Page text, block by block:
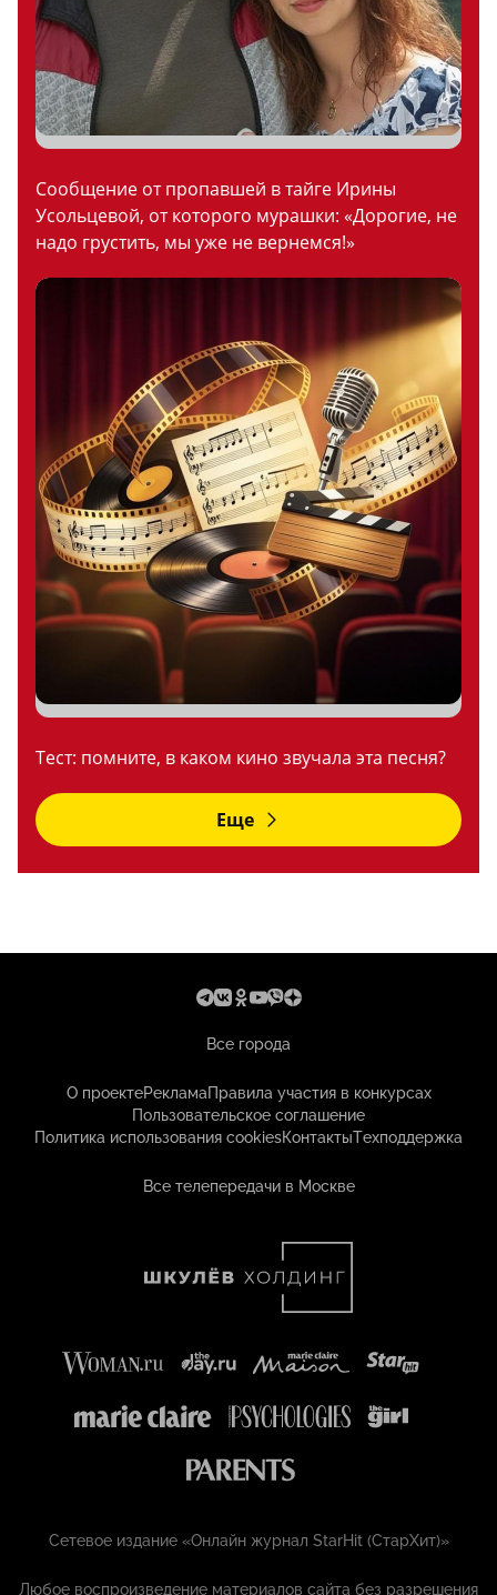
Сообщение от пропавшей в тайге Ирины
Усольцевой, от которого мурашки: «Дорогие, не
надо грустить, мы уже не вернемся!»
Тест: помните, в каком кино звучала эта песня?
Еще
Все города
О проектеРекламаПравила участия в конкурсах
Пользовательское соглашение
Политика использования cookiesКонтактыТехподдержка
Все телепередачи в Москве
Сетевое издание «Онлайн журнал StarHit (СтарХит)»
Любое воспроизведение материалов сайта без разрешения